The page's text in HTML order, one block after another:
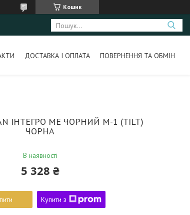
Кошик
ДОСТАВКА І ОПЛАТА ПОВЕРНЕННЯ ТА ОБМІН
ІНТЕГРО МЕ ЧОРНИЙ M-1 (TILT)
ЧОРНА
В наявності
5 328 ₴
Купити з